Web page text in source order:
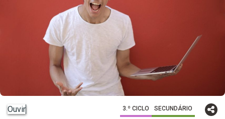
Ouvir 3.º CICLO SECUNDÁRIO